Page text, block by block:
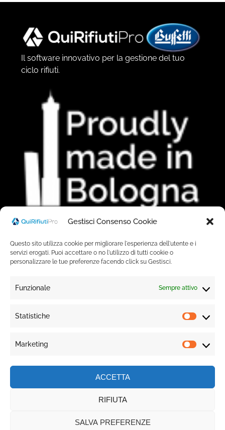
Gestisci Consenso Cookie
Questo sito utilizza cookie per migliorare l'esperienza dell'utente e i
servizi erogati. Puoi accettare o no l'utilizzo di tutti cookie o
personalizzare le tue preferenze facendo click su Gestisci.
Funzionale Sempre attivo
Statistiche
Marketing
ACCETTA
RIFIUTA
SALVA PREFERENZE
Il software innovativo per la gestione del tuo
ciclo rifiuti.
Se sei già cliente
ACCEDIalla tua area
riservata
GLOSSARIO
SOCIAL MEDIA
INSTAGRAM
03412291209
Scopri se sei obbligato al RENTRI